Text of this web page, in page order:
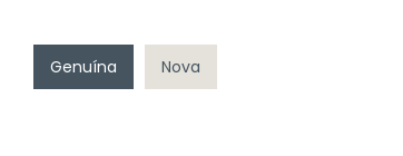
Genuína Nova